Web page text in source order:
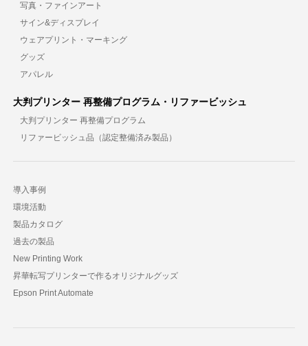
写真・ファインアート
サイン&ディスプレイ
ウェアプリント・マーキング
グッズ
アパレル
大判プリンター 再整備プログラム・リファービッシュ
大判プリンター 再整備プログラム
リファービッシュ品（認定整備済み製品）
導入事例
環境活動
製品カタログ
過去の製品
New Printing Work
昇華転写プリンターで作るオリジナルグッズ
Epson Print Automate